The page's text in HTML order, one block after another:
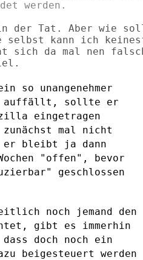
in der Tat. Aber wie
selbst kann ich
sich da mal nen
so unangenehmer
auffällt, sollte er
eingetragen
zunächst mal nicht
bleibt ja dann
"offen", bevor
geschlossen
noch jemand den
gibt es immerhin
doch noch ein
beigesteuert werden